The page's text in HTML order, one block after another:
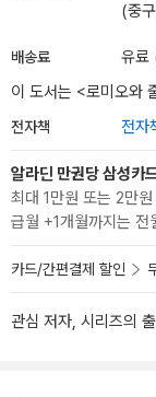
(중
배송료
유료
이 도서는 <로미오와
전자책 전자
알라딘 만권당 삼성카
최대 1만원 또는 2만
급월 +1개월까지는 전
카드/간편결제 할인
관심 저자, 시리즈의